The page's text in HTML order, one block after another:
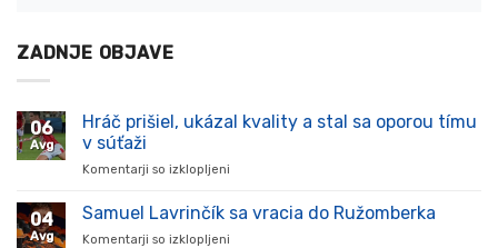
ZADNJE OBJAVE
06
Avg
Hráč prišiel, ukázal kvality a stal sa oporou tímu
v súťaži
Komentarji so izklopljeni
prišiel,
04
Avg
Samuel Lavrinčík sa vracia do Ružomberka
Komentarji so izklopljeni